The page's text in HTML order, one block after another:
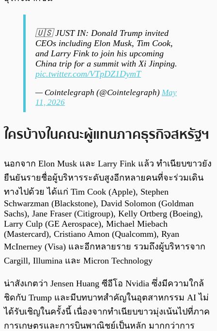
🇺🇸 JUST IN: Donald Trump invited
CEOs including Elon Musk, Tim Cook,
and Larry Fink to join his upcoming
China trip for a summit with Xi Jinping.
pic.twitter.com/VTpDZ1DymT
— Cointelegraph (@Cointelegraph) May
11, 2026
ใครบ้างในคณะผู้แทนภาคธุรกิจสหรัฐฯ
นอกจาก Elon Musk และ Larry Fink แล้ว ทำเนียบขาวยัง
ยืนยันรายชื่อผู้บริหารระดับสูงอีกหลายคนที่จะร่วมเดิน
ทางไปด้วย ได้แก่ Tim Cook (Apple), Stephen
Schwarzman (Blackstone), David Solomon (Goldman
Sachs), Jane Fraser (Citigroup), Kelly Ortberg (Boeing),
Larry Culp (GE Aerospace), Michael Miebach
(Mastercard), Cristiano Amon (Qualcomm), Ryan
McInerney (Visa) และอีกหลายราย รวมถึงผู้บริหารจาก
Cargill, Illumina และ Micron Technology
น่าสังเกตว่า Jensen Huang ซีอีโอ Nvidia ซึ่งมีความใกล้
ชิดกับ Trump และมีบทบาทสำคัญในอุตสาหกรรม AI ไม่
ได้รับเชิญในครั้งนี้ เนื่องจากทำเนียบขาวมุ่งเน้นไปที่ภาค
การเกษตรและการบินพาณิชย์เป็นหลัก มากกว่าการ